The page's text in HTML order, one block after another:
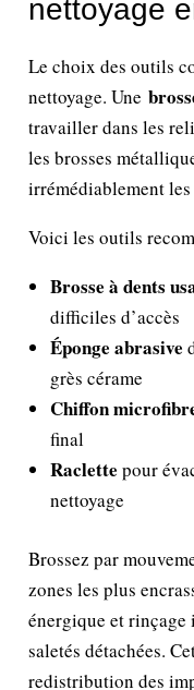
nettoyage
Le choix des outils
nettoyage. Une
travailler dans les
les brosses
irrémédiablement
Voici les outils
Brosse à dents
difficiles d’accès
Éponge abrasive
grès cérame
Chiffon
final
Raclette pour
nettoyage
Brossez par
zones les plus
énergique et
saletés détachées.
redistribution des